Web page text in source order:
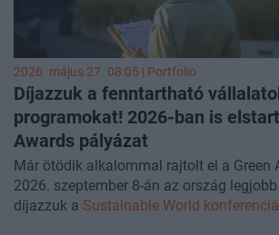
2026. május 27. 08:05 | Portfolio
Díjazzuk a fenntartható
programokat! 2026-ban is
Awards pályázat
Már ötödik alkalommal rajtolt el a Green
2026. szeptember 8-án az ország
díjazzuk a Sustainable World